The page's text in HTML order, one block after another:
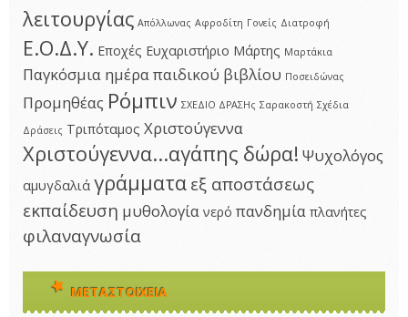
λειτουργίας Απόλλωνας Αφροδίτη Γονείς Διατροφή
Ε.Ο.Δ.Υ. Εποχές Ευχαριστήριο Μάρτης Μαρτάκια
Παγκόσμια ημέρα παιδικού βιβλίου Ποσειδώνας
Προμηθέας Ρόμπιν ΣΧΕΔΙΟ ΔΡΑΣΗς Σαρακοστή Σχέδια
Δράσεις Τριπόταμος Χριστούγεννα
Χριστούγεννα...αγάπης δώρα! Ψυχολόγος
αμυγδαλιά γράμματα εξ αποστάσεως
εκπαίδευση μυθολογία νερό πανδημία πλανήτες
φιλαναγνωσία
ΜΕΤΑΣΤΟΙΧΕΊΑ